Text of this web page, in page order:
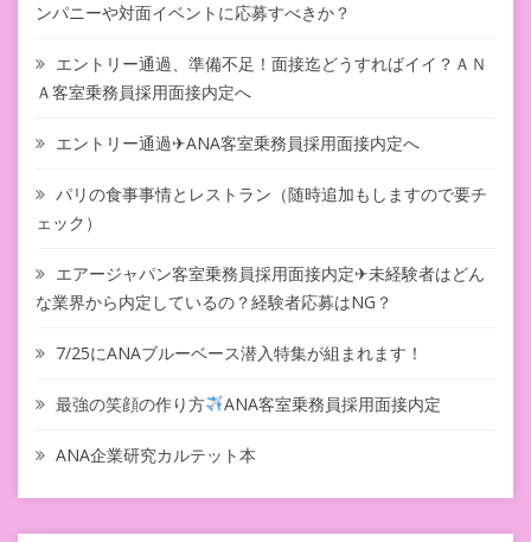
ンパニーや対面イベントに応募すべきか？
エントリー通過、準備不足！面接迄どうすればイイ？ＡＮ
Ａ客室乗務員採用面接内定へ
エントリー通過✈ANA客室乗務員採用面接内定へ
パリの食事事情とレストラン（随時追加もしますので要チ
ェック）
エアージャパン客室乗務員採用面接内定✈未経験者はどん
な業界から内定しているの？経験者応募はNG？
7/25にANAブルーベース潜入特集が組まれます！
最強の笑顔の作り方 ANA客室乗務員採用面接内定
ANA企業研究カルテット本